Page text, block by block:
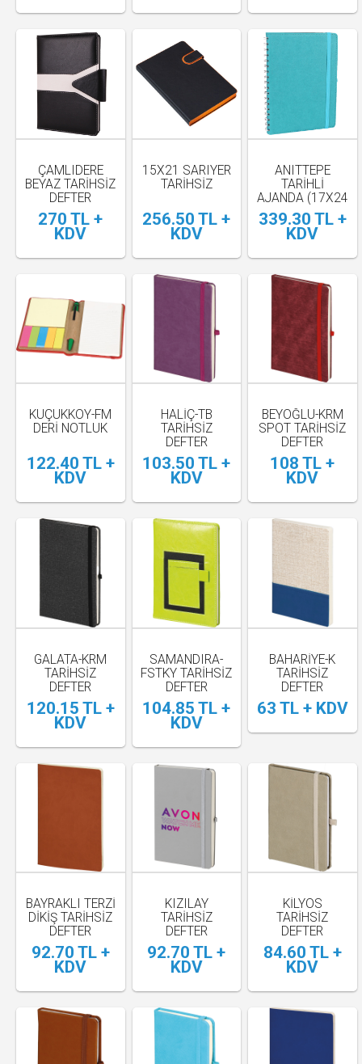
ÇAMLIDERE
BEYAZ TARİHSİZ
DEFTER
270 TL +
KDV
15X21 SARIYER
TARİHSİZ
256.50 TL +
KDV
ANITTEPE
TARİHLİ
AJANDA (17X24
CM)
339.30 TL +
KDV
KÜÇÜKKÖY-FM
DERİ NOTLUK
122.40 TL +
KDV
HALİÇ-TB
TARİHSİZ
DEFTER
103.50 TL +
KDV
BEYOĞLU-KRM
SPOT TARİHSİZ
DEFTER
(KUMAŞ)
108 TL +
KDV
GALATA-KRM
TARİHSİZ
DEFTER
120.15 TL +
KDV
SAMANDIRA-
FSTKY TARİHSİZ
DEFTER
104.85 TL +
KDV
BAHARİYE-K
TARİHSİZ
DEFTER
63 TL + KDV
BAYRAKLI TERZİ
DİKİŞ TARİHSİZ
DEFTER
92.70 TL +
KDV
KIZILAY
TARİHSİZ
DEFTER
92.70 TL +
KDV
KİLYOS
TARİHSİZ
DEFTER
84.60 TL +
KDV